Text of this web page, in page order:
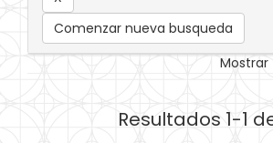
Comenzar nueva busqueda
Mostrar
Resultados 1-1